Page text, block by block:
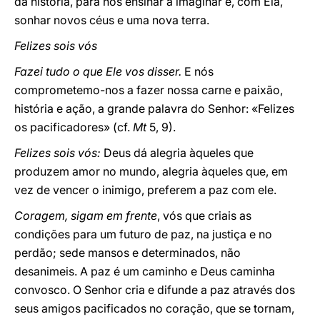
sonhar novos céus e uma nova terra.
Felizes sois vós
Fazei tudo o que Ele vos disser. E nós
comprometemo-nos a fazer nossa carne e paixão,
história e ação, a grande palavra do Senhor: «Felizes
os pacificadores» (cf. Mt5, 9).
Felizes sois vós: Deus dá alegria àqueles que
produzem amor no mundo, alegria àqueles que, em
vez de vencer o inimigo, preferem a paz com ele.
Coragem, sigam em frente, vós que criais as
condições para um futuro de paz, na justiça e no
perdão; sede mansos e determinados, não
desanimeis. A paz é um caminho e Deus caminha
convosco. O Senhor cria e difunde a paz através dos
seus amigos pacificados no coração, que se tornam,